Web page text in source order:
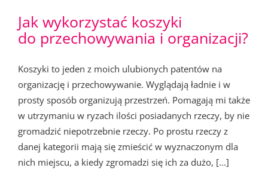
Jak wykorzystać koszyki
do przechowywania i organizacji?
Koszyki to jeden z moich ulubionych patentów na
organizację i przechowywanie. Wyglądają ładnie i w
prosty sposób organizują przestrzeń. Pomagają mi także
w utrzymaniu w ryzach ilości posiadanych rzeczy, by nie
gromadzić niepotrzebnie rzeczy. Po prostu rzeczy z
danej kategorii mają się zmieścić w wyznaczonym dla
nich miejscu, a kiedy zgromadzi się ich za dużo, [...]